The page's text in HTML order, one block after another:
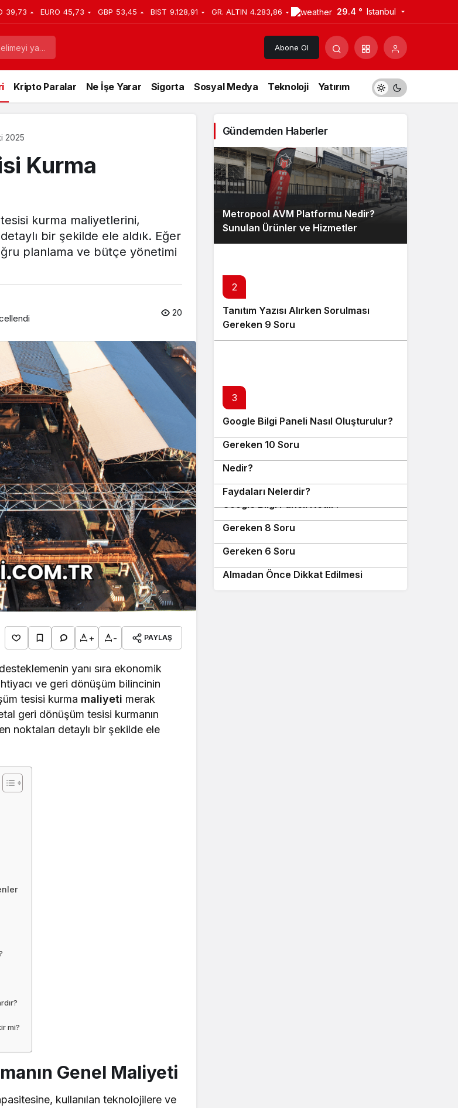
39,73 EURO 45,73 GBP 53,45 BIST 9.128,91 GR. ALTIN 4.283,86 29.4 ° Istanbul
Abone Ol
Kripto Paralar Ne İşe Yarar Sigorta Sosyal Medya Teknoloji Yatırım
2025
Kurma
kurma maliyetlerini,
bir şekilde ele aldık. Eğer
planlama ve bütçe yönetimi
20
+ - PAYLAŞ
yanı sıra ekonomik
ve geri dönüşüm bilincinin
tesisi kurma maliyeti merak
geri dönüşüm tesisi kurmanın
noktaları detaylı bir şekilde ele
mi?
Genel Maliyeti
kullanılan teknolojilere ve
Gündemden Haberler
Metropool AVM Platformu Nedir?
Sunulan Ürünler ve Hizmetler
2
Tanıtım Yazısı Alırken Sorulması
Gereken 9 Soru
3
Google Bilgi Paneli Nasıl Oluşturulur?
4
Tanıtım Yazısı Alırken Sorulması
Gereken 10 Soru
Nedir?
Faydaları Nelerdir?
8
Tanıtım Yazısı Alırken Sorulması
Gereken 8 Soru
Gereken 6 Soru
Almadan Önce Dikkat Edilmesi